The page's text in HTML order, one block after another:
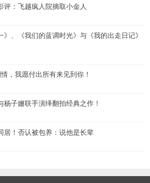
评：飞越疯人院摘取小金人
、《我们的蓝调时光》与《我的出走日记》
，我愿付出所有来见到你！
杨子姗联手演绎翻拍经典之作！
居！否认被包养：说他是长辈